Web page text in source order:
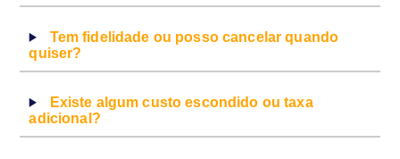
Tem fidelidade ou posso cancelar quando
quiser?
Existe algum custo escondido ou taxa
adicional?